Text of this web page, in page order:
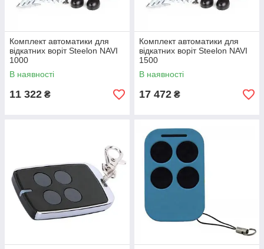
Комплект автоматики для
відкатних воріт Steelon NAVI
1000
В наявності
11 322 ₴
Комплект автоматики для
відкатних воріт Steelon NAVI
1500
В наявності
17 472 ₴